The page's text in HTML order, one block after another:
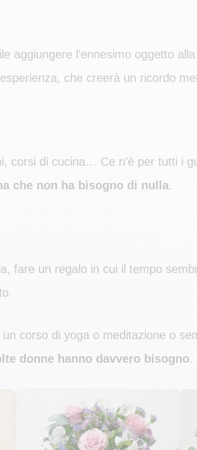
aggiungere l’ennesimo oggetto
che creerà un ricordo
corsi di cucina… Ce n’è per tutti i
che non ha bisogno di nulla.
fare un regalo in cui il tempo
corso di yoga o meditazione o
donne hanno davvero bisogno.